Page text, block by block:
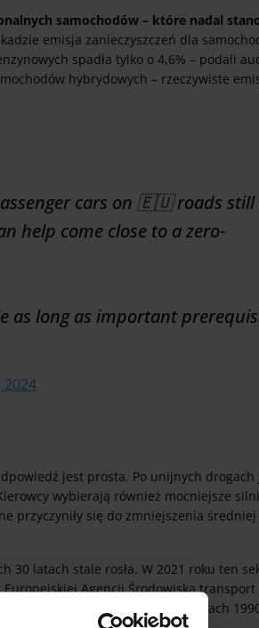
samochodów – które nadal
emisja zanieczyszczeń dla
spadła tylko o 4,6% – podali
hybrydowych – rzeczywiste
cars on 🇪🇺 roads
help come close to a zero-
as long as important
2024
jest prosta. Po unijnych drogach
wybierają również mocniejsze
przyczyniły się do zmniejszenia
30 latach stale rosła. W 2021 roku ten
Europejskiej Agencji Środowiska
ostatnich trzech dekad – w latach